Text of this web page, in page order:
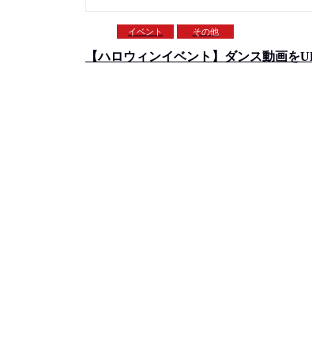
イベント その他
【ハロウィンイベント】ダンス動画を